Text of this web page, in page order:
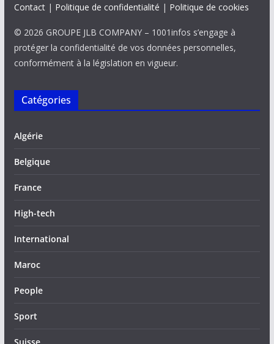
Contact| Politique de confidentialité | Politique de cookies
© 2026 GROUPE JLB COMPANY – 1001infos s’engage à
protéger la confidentialité de vos données personnelles,
conformément à la législation en vigueur.
Catégories
Algérie
Belgique
France
High-tech
International
Maroc
People
Sport